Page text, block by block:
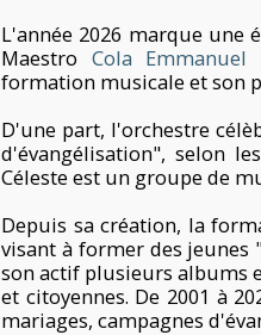
L'année 2026 marque une
Maestro Cola Emmanuel
formation musicale et son
D'une part, l'orchestre
d'évangélisation", selon
Céleste est un groupe de
Depuis sa création, la
visant à former des jeunes
son actif plusieurs albums
et citoyennes. De 2001 à
mariages, campagnes